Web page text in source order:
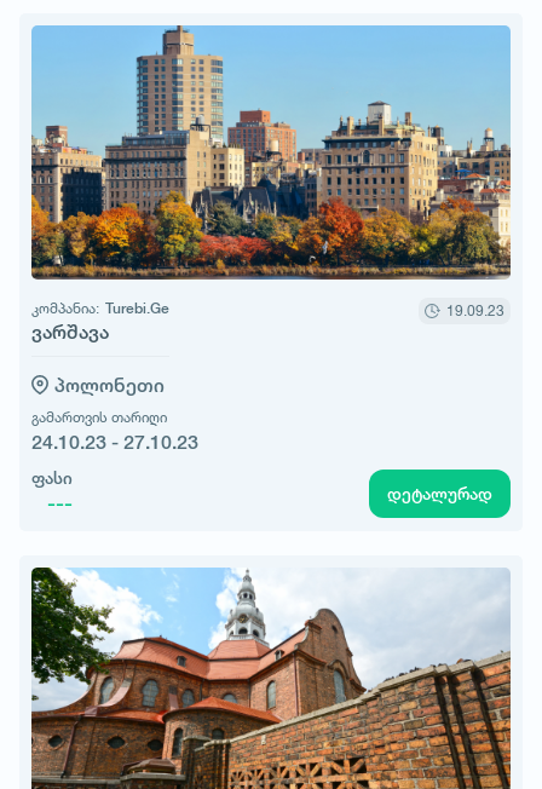
კომპანია: Turebi.Ge
ვარშავა
19.09.23
პოლონეთი
გამართვის თარიღი
24.10.23 - 27.10.23
ფასი
--- დეტალურად